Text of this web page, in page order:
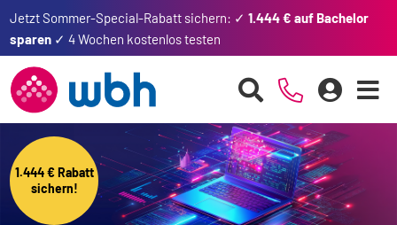
Jetzt Sommer-Special-Rabatt sichern: ✓1.444 € auf Bachelor
sparen ✓ 4 Wochen kostenlos testen
1.444 € Rabatt
sichern!